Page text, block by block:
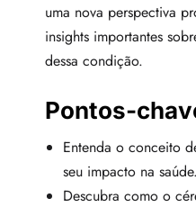
uma nova perspectiva
insights importantes
dessa condição.
Pontos-
Entenda o conceito
seu impacto na saúde.
Descubra como o